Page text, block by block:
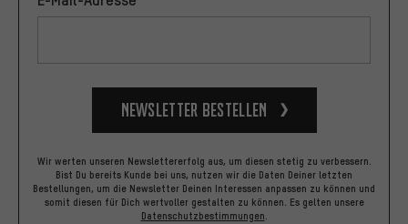
Newsletter bestellen
Wir werten unseren Newslettererfolg aus, um diesen stetig zu verbessern.
Bist Du bereits Kunde bei uns, nutzen wir die Daten Deiner letzten
Bestellungen, um die Newsletter Deinen Interessen anpassen zu können und
somit diesen für Dich wertvoller gestalten zu können. Es gelten unsere
Datenschutzbestimmungen.